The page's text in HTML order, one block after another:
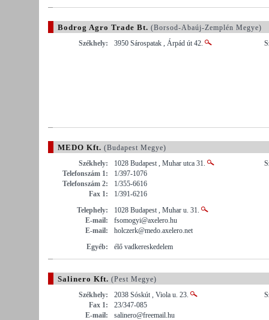
Bodrog Agro Trade Bt. (Borsod-Abaúj-Zemplén Megye)
Székhely:
3950 Sárospatak , Árpád út 42.
MEDO Kft. (Budapest Megye)
Székhely:
1028 Budapest , Muhar utca 31.
Telefonszám 1:
1/397-1076
Telefonszám 2:
1/355-6616
Fax 1:
1/391-6216
Telephely:
1028 Budapest , Muhar u. 31.
E-mail:
fsomogyi@axelero.hu
E-mail:
holczerk@medo.axelero.net
Egyéb:
élő vadkereskedelem
Salinero Kft. (Pest Megye)
Székhely:
2038 Sóskút , Viola u. 23.
Fax 1:
23/347-085
E-mail:
salinero@freemail.hu